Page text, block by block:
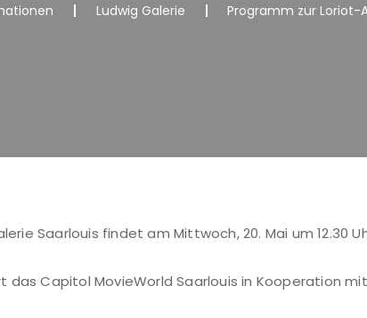
Ludwig Galerie Programm zur Loriot-
Saarlouis findet am Mittwoch, 20. Mai um 12.30
Capitol MovieWorld Saarlouis in Kooperation